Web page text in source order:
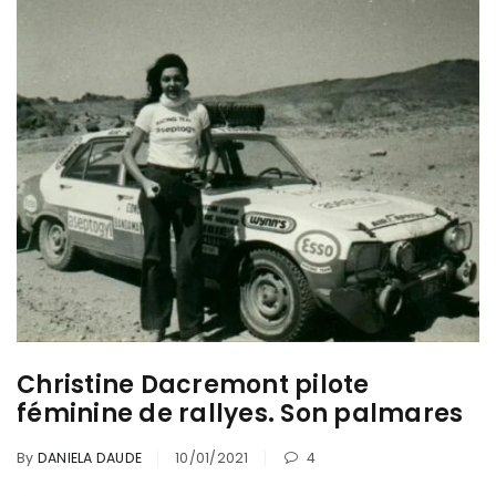
Christine Dacremont pilote
féminine de rallyes. Son palmares
By DANIELA DAUDE 10/01/2021 4